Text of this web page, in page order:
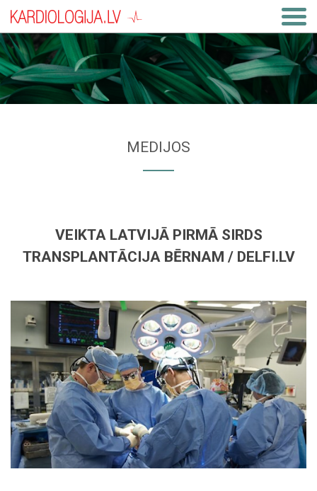
MEDIJOS
VEIKTA LATVIJĀ PIRMĀ SIRDS
TRANSPLANTĀCIJA BĒRNAM / DELFI.LV